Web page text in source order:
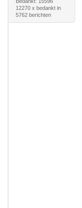
12270 x bedankt in
5762 berichten